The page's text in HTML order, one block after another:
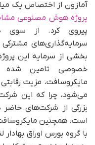
آمازون از اختصاص یک
پروژه هوش مصنوعی
سرمایه‌گذاری‌های مشترکی
بخشی از سرمایه این
خصوصی تامین شده
مایکروسافت، مزیت
می‌شود، چرا که این
است. همچنین
با گروه بورس اوراق بهادار